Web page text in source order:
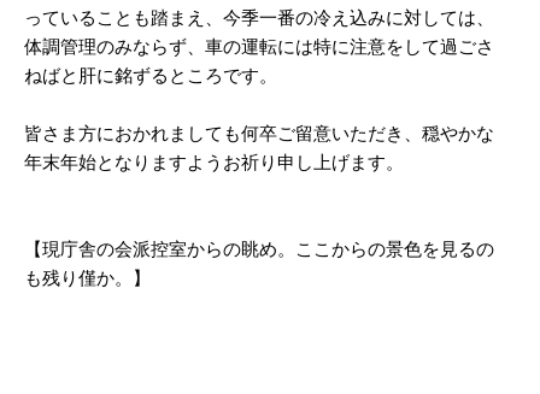
っていることも踏まえ、今季一番の冷え込みに対しては、
体調管理のみならず、車の運転には特に注意をして過ごさ
ねばと肝に銘ずるところです。
皆さま方におかれましても何卒ご留意いただき、穏やかな
年末年始となりますようお祈り申し上げます。
【現庁舎の会派控室からの眺め。ここからの景色を見るの
も残り僅か。】